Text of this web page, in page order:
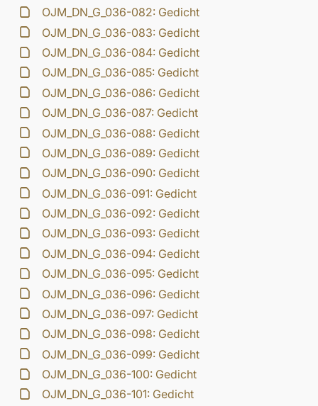
OJM_DN_G_036-082: Gedicht
OJM_DN_G_036-083: Gedicht
OJM_DN_G_036-084: Gedicht
OJM_DN_G_036-085: Gedicht
OJM_DN_G_036-086: Gedicht
OJM_DN_G_036-087: Gedicht
OJM_DN_G_036-088: Gedicht
OJM_DN_G_036-089: Gedicht
OJM_DN_G_036-090: Gedicht
OJM_DN_G_036-091: Gedicht
OJM_DN_G_036-092: Gedicht
OJM_DN_G_036-093: Gedicht
OJM_DN_G_036-094: Gedicht
OJM_DN_G_036-095: Gedicht
OJM_DN_G_036-096: Gedicht
OJM_DN_G_036-097: Gedicht
OJM_DN_G_036-098: Gedicht
OJM_DN_G_036-099: Gedicht
OJM_DN_G_036-100: Gedicht
OJM_DN_G_036-101: Gedicht